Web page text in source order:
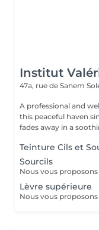
Institut
47a, rue de Sanem
A professional and
this peaceful haven
fades away in a
Teinture Cils et
Sourcils
Lèvre supérieure